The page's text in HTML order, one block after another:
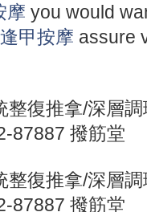
摩 you would
逢甲按摩 assure
整復推拿/深層
87887 撥筋堂
整復推拿/深層
87887 撥筋堂